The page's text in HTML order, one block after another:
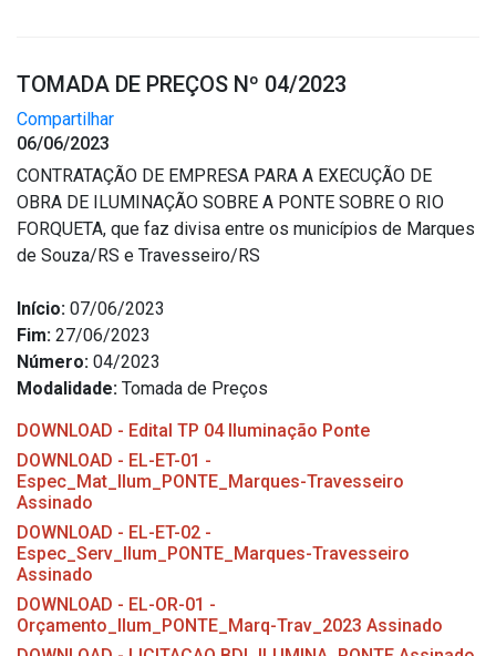
TOMADA DE PREÇOS Nº 04/2023
Compartilhar
06/06/2023
CONTRATAÇÃO DE EMPRESA PARA A EXECUÇÃO DE
OBRA DE ILUMINAÇÃO SOBRE A PONTE SOBRE O RIO
FORQUETA, que faz divisa entre os municípios de Marques
de Souza/RS e Travesseiro/RS
Início: 07/06/2023
Fim: 27/06/2023
Número: 04/2023
Modalidade: Tomada de Preços
DOWNLOAD - Edital TP 04 Iluminação Ponte
DOWNLOAD - EL-ET-01 -
Espec_Mat_Ilum_PONTE_Marques-Travesseiro
Assinado
DOWNLOAD - EL-ET-02 -
Espec_Serv_Ilum_PONTE_Marques-Travesseiro
Assinado
DOWNLOAD - EL-OR-01 -
Orçamento_Ilum_PONTE_Marq-Trav_2023 Assinado